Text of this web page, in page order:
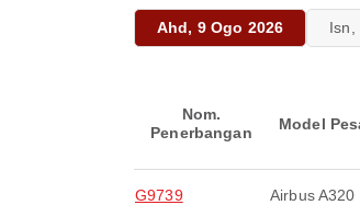
Ahd, 9 Ogo 2026 Isn,
Nom.
Penerbangan
Model
G9739 Airbus A320